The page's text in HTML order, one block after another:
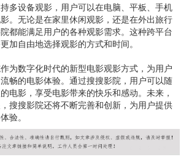
多设备观影，用户可以在电脑、平板、手机
。无论是在家里休闲观影，还是在外出旅行
都能满足用户的各种观影需求。这种跨平台
加自由地选择观影的方式和时间。
为数字化时代的新型电影观影方式，为用户
畅的电影体验。通过搜搜影院，用户可以随
电影，享受电影带来的快乐和感动。未来，
搜搜影院还将不断完善和创新，为用户提供
验。